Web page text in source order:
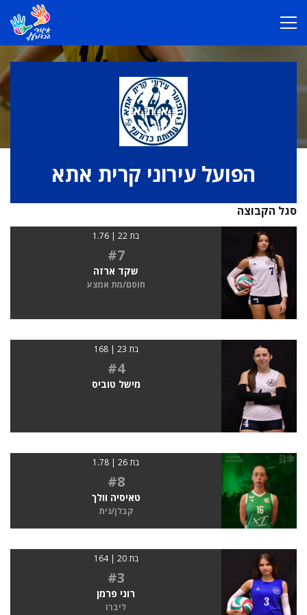
הפועל עירוני קרית אתא
סגל הקבוצה
בת 22 | 1.76
#7
שקד ארזה
חוסם/מת אמצע
בת 23 | 168
#4
מישל טוביס
בת 26 | 1.78
#8
טאיסיה וולך
קבלן/נית
בת 20 | 164
#3
רוני פרמן
ליברו